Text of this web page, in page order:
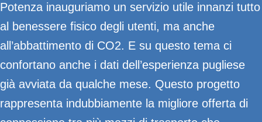
Potenza inauguriamo un servizio utile innanzi tutto
al benessere fisico degli utenti, ma anche
all’abbattimento di CO2. E su questo tema ci
confortano anche i dati dell’esperienza pugliese
già avviata da qualche mese. Questo progetto
rappresenta indubbiamente la migliore offerta di